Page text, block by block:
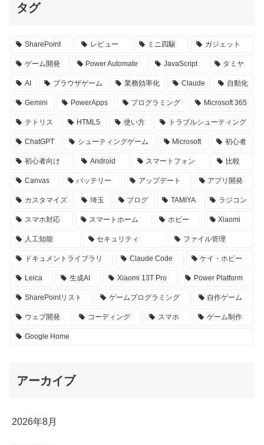
タグ
SharePoint レビュー ミニ四駆 ガジェット
ゲーム開発 Power Automate JavaScript タミヤ
AI ブラウザゲーム 業務効率化 Claude 自動化
Gemini PowerApps プログラミング Microsoft 365
テトリス HTML5 使い方 トラブルシューティング
ChatGPT シューティングゲーム Microsoft 初心者
初心者向け Android スマートフォン 比較
Canvas バッテリー アップデート アプリ開発
カスタマイズ 埼玉 ブログ TAMIYA ラジコン
スマホ対応 スマートホーム ホビー Xiaomi
人工知能 セキュリティ ファイル管理
ドキュメントライブラリ Claude Code ケイ・ホビー
Leica 生成AI Xiaomi 13T Pro Power Platform
SharePointリスト ゲームプログラミング 自作ゲーム
ウェブ開発 コーディング スマホ ゲーム制作
Google Home
アーカイブ
2026年8月